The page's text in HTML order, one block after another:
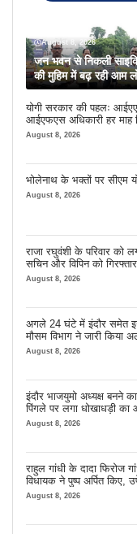
August 8, 2026
जन भवन से निकली
की मुहिम में बढ़ रही आम
योगी सरकार की पहलः
आईएफएस अधिकारी हर माह
August 8, 2026
भोलेनाथ के भक्तों पर सीएम
August 8, 2026
राजा रघुवंशी के परिवार को
सचिन और विपिन को
August 8, 2026
अगले 24 घंटे में इंदौर समेत
मौसम विभाग ने जारी किया
August 8, 2026
इंदौर भाजयुमो अध्यक्ष बनने
पिंगले पर लगा धोखाधड़ी
लेने के बाद भी नहीं दिया
August 8, 2026
राहुल गांधी के दादा फिरोज
विधायक ने पुष्प अर्पित किए,
August 8, 2026